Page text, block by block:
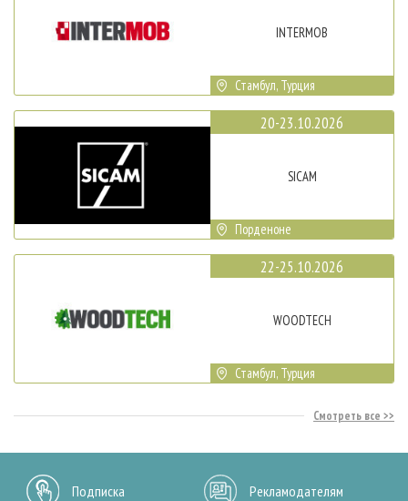
INTERMOB
Стамбул, Турция
20-23.10.2026
SICAM
Порденоне
22-25.10.2026
WOODTECH
Стамбул, Турция
Смотреть все
Подписка Рекламодателям